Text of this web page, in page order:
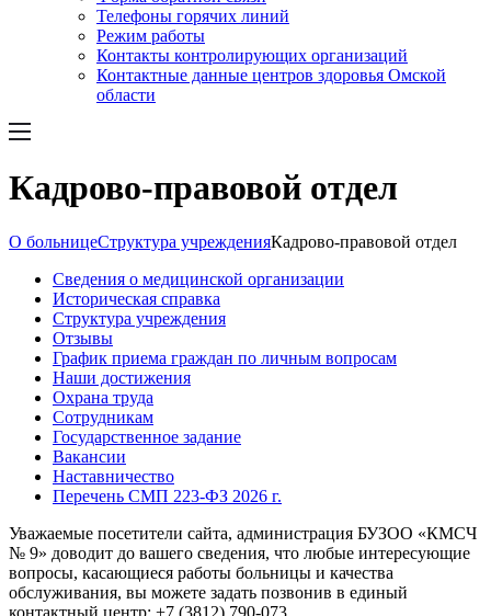
Телефоны горячих линий
Режим работы
Контакты контролирующих организаций
Контактные данные центров здоровья Омской
области
Кадрово-правовой отдел
О больницеСтруктура учрежденияКадрово-правовой отдел
Сведения о медицинской организации
Историческая справка
Структура учреждения
Отзывы
График приема граждан по личным вопросам
Наши достижения
Охрана труда
Сотрудникам
Государственное задание
Вакансии
Наставничество
Перечень СМП 223-ФЗ 2026 г.
Уважаемые посетители сайта, администрация БУЗОО «КМСЧ
№ 9» доводит до вашего сведения, что любые интересующие
вопросы, касающиеся работы больницы и качества
обслуживания, вы можете задать позвонив в единый
контактный центр: +7 (3812) 790-073